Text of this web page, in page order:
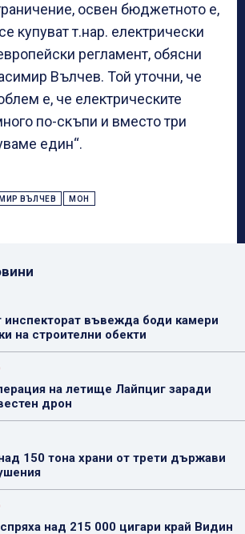
освен бюджетното е,
купуват т.нар. електрически
регламент, обясни
Вълчев. Той уточни, че
е, че електрическите
по-скъпи и вместо три
един“.
ВЪЛЧЕВ МОН
инспекторат въвежда боди камери
на строителни обекти
на летище Лайпциг заради
дрон
150 тона храни от трети държави
над 215 000 цигари край Видин